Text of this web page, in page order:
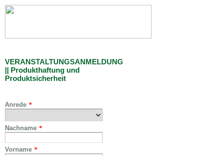
VERANSTALTUNGSANMELDUNG
|| Produkthaftung und
Produktsicherheit
Anrede *
Nachname *
Vorname *